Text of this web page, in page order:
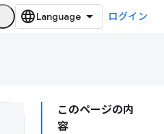
ログイン
このページの内
容